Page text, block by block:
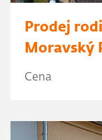
Prodej
Moravský
Cena